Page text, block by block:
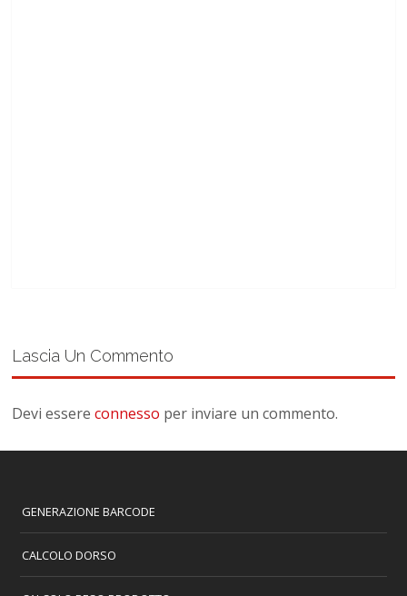
Lascia Un Commento
Devi essereconnesso per inviare un commento.
GENERAZIONE BARCODE
CALCOLO DORSO